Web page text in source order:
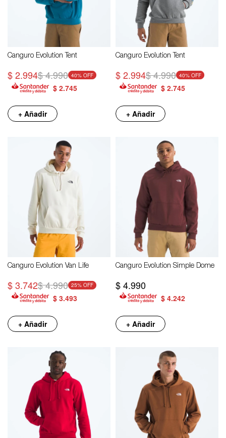
Canguro Evolution Tent
$2.994$4.990 40
$ 2.745
+ Añadir
Canguro Evolution Tent
$2.994$4.990 40
$ 2.745
+ Añadir
Canguro Evolution Van Life
$3.742$4.990 25
$ 3.493
+ Añadir
Canguro Evolution Simple Dome
$4.990
$ 4.242
+ Añadir